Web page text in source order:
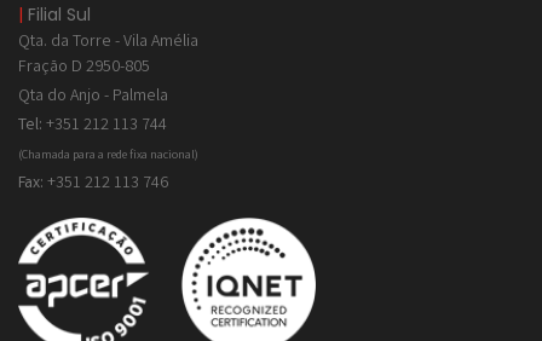
| Filial Sul
Qta. da Torre - Vila Amélia
Fração D 2950-805
Qta do Anjo - Palmela
Tel: +351 212 113 744
(Chamada para a rede fixa nacional)
Fax: +351 212 113 746